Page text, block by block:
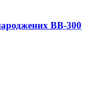
BB-300